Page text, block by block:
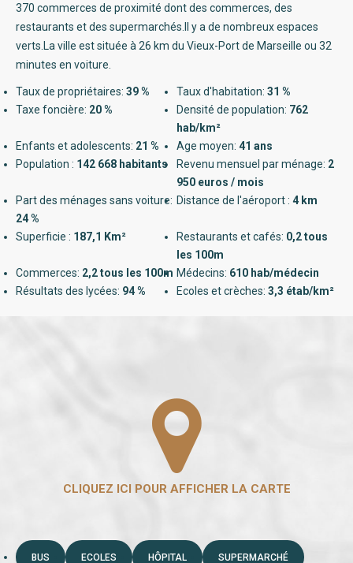
370 commerces de proximité dont des commerces, des
restaurants et des supermarchés.Il y a de nombreux espaces
verts.La ville est située à 26 km du Vieux-Port de Marseille ou 32
minutes en voiture.
Taux de propriétaires: 39 % Taux d'habitation: 31 %
Taxe foncière: 20 % Densité de population: 762
hab/km²
Enfants et adolescents: 21 % Age moyen: 41 ans
Population : 142 668 habitants Revenu mensuel par ménage: 2
950 euros / mois
Part des ménages sans voiture:
24 %
Distance de l'aéroport : 4 km
Superficie : 187,1 Km² Restaurants et cafés: 0,2 tous
les 100m
Commerces: 2,2 tous les 100m Médecins: 610 hab/médecin
Résultats des lycées: 94 % Ecoles et crèches: 3,3 étab/km²
BUS ECOLES HÔPITAL SUPERMARCHÉ